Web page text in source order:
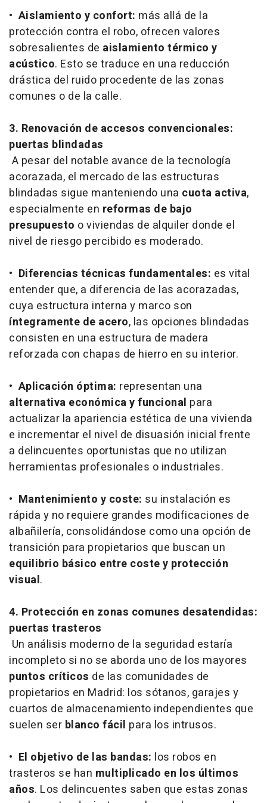
• Aislamiento y confort: más allá de la
protección contra el robo, ofrecen valores
sobresalientes de aislamiento térmico y
acústico. Esto se traduce en una reducción
drástica del ruido procedente de las zonas
comunes o de la calle.
3. Renovación de accesos convencionales:
puertas blindadas
A pesar del notable avance de la tecnología
acorazada, el mercado de las estructuras
blindadas sigue manteniendo una cuota activa,
especialmente en reformas de bajo
presupuesto o viviendas de alquiler donde el
nivel de riesgo percibido es moderado.
• Diferencias técnicas fundamentales: es vital
entender que, a diferencia de las acorazadas,
cuya estructura interna y marco son
íntegramente de acero, las opciones blindadas
consisten en una estructura de madera
reforzada con chapas de hierro en su interior.
• Aplicación óptima: representan una
alternativa económica y funcional para
actualizar la apariencia estética de una vivienda
e incrementar el nivel de disuasión inicial frente
a delincuentes oportunistas que no utilizan
herramientas profesionales o industriales.
• Mantenimiento y coste: su instalación es
rápida y no requiere grandes modificaciones de
albañilería, consolidándose como una opción de
transición para propietarios que buscan un
equilibrio básico entre coste y protección
visual.
4. Protección en zonas comunes desatendidas:
puertas trasteros
Un análisis moderno de la seguridad estaría
incompleto si no se aborda uno de los mayores
puntos críticos de las comunidades de
propietarios en Madrid: los sótanos, garajes y
cuartos de almacenamiento independientes que
suelen ser blanco fácil para los intrusos.
• El objetivo de las bandas: los robos en
trasteros se han multiplicado en los últimos
años. Los delincuentes saben que estas zonas